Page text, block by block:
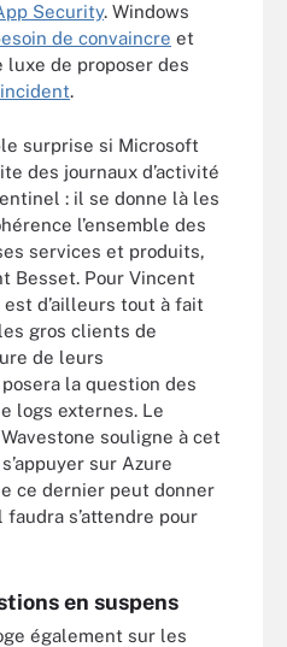
Security. Windows
de convaincre et
luxe de proposer des
.
surprise si Microsoft
des journaux d’activité
: il se donne là les
l’ensemble des
services et produits,
Besset. Pour Vincent
d’ailleurs tout à fait
gros clients de
de leurs
la question des
logs externes. Le
souligne à cet
sur Azure
ce dernier peut donner
s’attendre pour
en suspens
également sur les